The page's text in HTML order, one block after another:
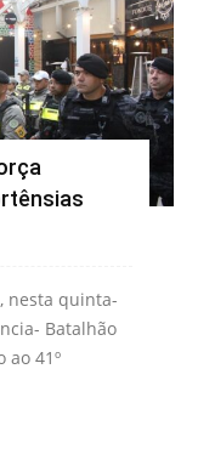
nesta quinta-
Batalhão
ao 41º